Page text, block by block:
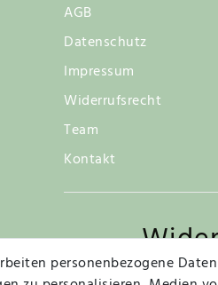
AGB
Datenschutz
Impressum
Widerrufsrecht
Team
Kontakt
personenbezogene Daten